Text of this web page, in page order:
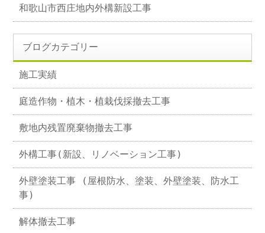
和歌山市西庄地内外構新設工事
ブログカテゴリー
施工実績
庭造作物・植木・植栽伐採撤去工事
敷地内残置廃棄物撤去工事
外構工事(新設、リノベーション工事)
外壁塗装工事 (屋根防水、塗装、外壁塗装、防水工
事)
解体撤去工事